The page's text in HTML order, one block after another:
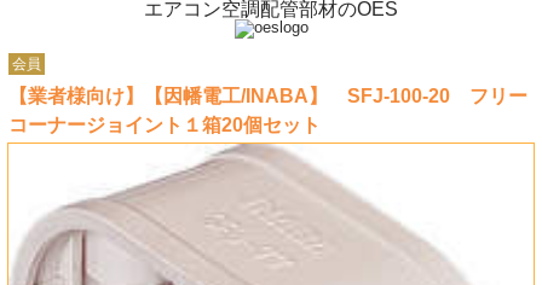
エアコン空調配管部材のOES
会員
【業者様向け】【因幡電工/INABA】 SFJ-100-20 フリー
コーナージョイント１箱20個セット